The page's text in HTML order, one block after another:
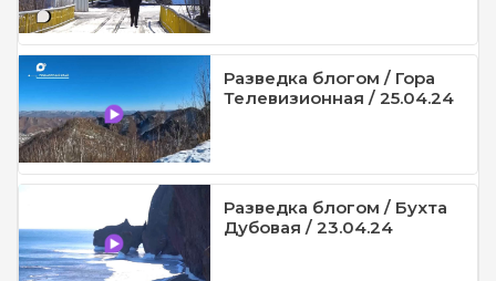
Разведка блогом / Гора
Телевизионная / 25.04.24
Разведка блогом / Бухта
Дубовая / 23.04.24